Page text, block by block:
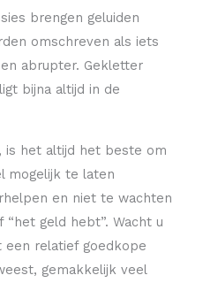
brengen geluiden
omschreven als iets
abrupter. Gekletter
bijna altijd in de
is het altijd het beste om
mogelijk te laten
en niet te wachten
geld hebt”. Wacht u
een relatief goedkope
gemakkelijk veel